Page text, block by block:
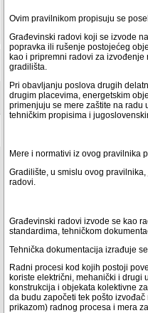
Ovim pravilnikom propisuju se
Građevinski radovi koji se izvode
popravka ili rušenje postojećeg
kao i pripremni radovi za
gradilišta.
Pri obavljanju poslova drugih
drugim placevima, energetskim
primenjuju se mere zaštite na radu
tehničkim propisima i
Mere i normativi iz ovog pravilnika
Gradilište, u smislu ovog
radovi.
Građevinski radovi izvode se kao
standardima, tehničkom
Tehnička dokumentacija izrađuje
Radni procesi kod kojih postoji
koriste električni, mehanički i drugi
konstrukcija i objekata kolektivne
da budu započeti tek pošto
prikazom) radnog procesa i mera